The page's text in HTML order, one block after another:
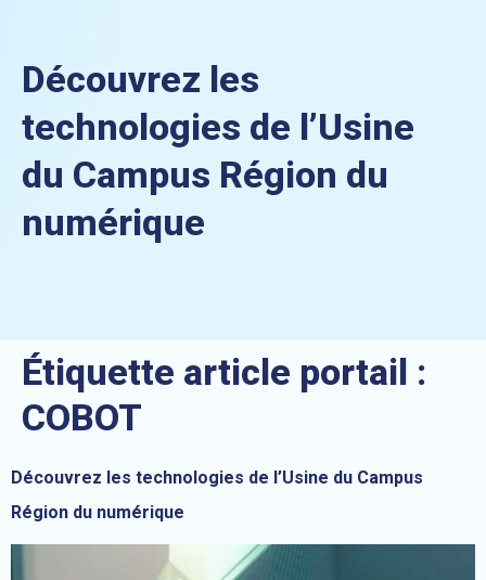
Découvrez les
technologies de l’Usine
du Campus Région du
numérique
Étiquette article portail :
COBOT
Découvrez les technologies de l’Usine du Campus
Région du numérique